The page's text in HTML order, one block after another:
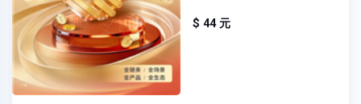
$ 44 元